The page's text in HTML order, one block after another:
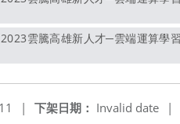
新視窗
新視窗
下架日期： Invalid date |
|